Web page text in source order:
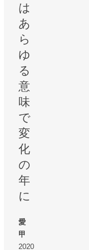
は
あ
ら
ゆ
る
意
味
で
変
化
の
年
に
愛
甲
2020